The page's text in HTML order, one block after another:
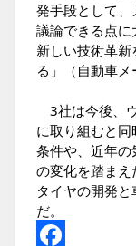
発手段として、
議論できる点
新しい技術革
る」（自動車メ
3社は今後、
に取り組むと
条件や、近年
の変化を踏ま
タイヤの開発
だ。